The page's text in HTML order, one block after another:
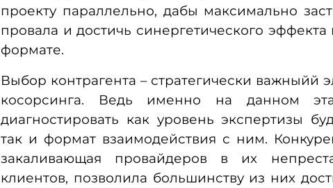
проекту параллельно, дабы максимально
провала и достичь синергетического
формате.
Выбор контрагента – стратегически важныйй
косорсинга. Ведь именно на данном
диагностировать как уровень экспертизы
так и формат взаимодействия с ним.
закаливающая провайдеров в их
клиентов, позволила большинству из них